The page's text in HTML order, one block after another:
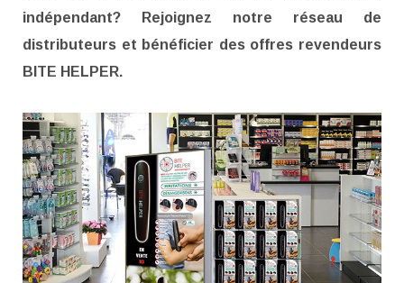
indépendant? Rejoignez notre réseau de
distributeurs et bénéficier des offres revendeurs
BITE HELPER.